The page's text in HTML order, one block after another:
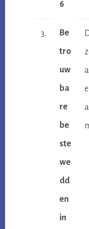
6
3.
Be
tro
uw
ba
re
be
ste
we
dd
en
in